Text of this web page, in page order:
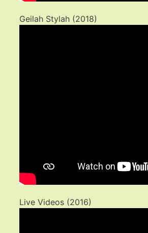
Geilah Stylah (2018)
Live Videos (2016)